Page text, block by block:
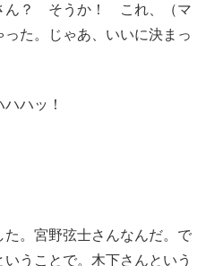
ん？ そうか！ これ、（マ
た。じゃあ、いいに決まっ
ハッ！
た。宮野弦士さんなんだ。で
うことで。木下さんという